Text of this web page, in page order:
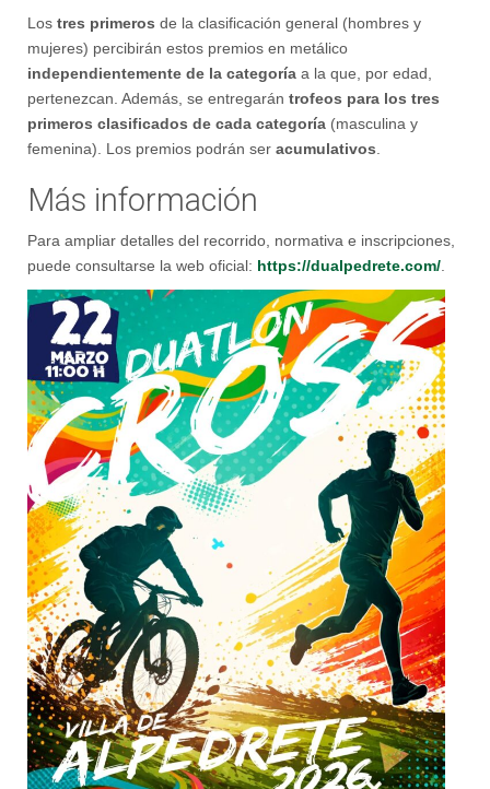
Los tres primeros de la clasificación general (hombres y
mujeres) percibirán estos premios en metálico
independientemente de la categoría a la que, por edad,
pertenezcan. Además, se entregarán trofeos para los tres
primeros clasificados de cada categoría (masculina y
femenina). Los premios podrán ser acumulativos
Más información
Para ampliar detalles del recorrido, normativa e inscripciones,
puede consultarse la web oficial: https://dualpedrete.com/